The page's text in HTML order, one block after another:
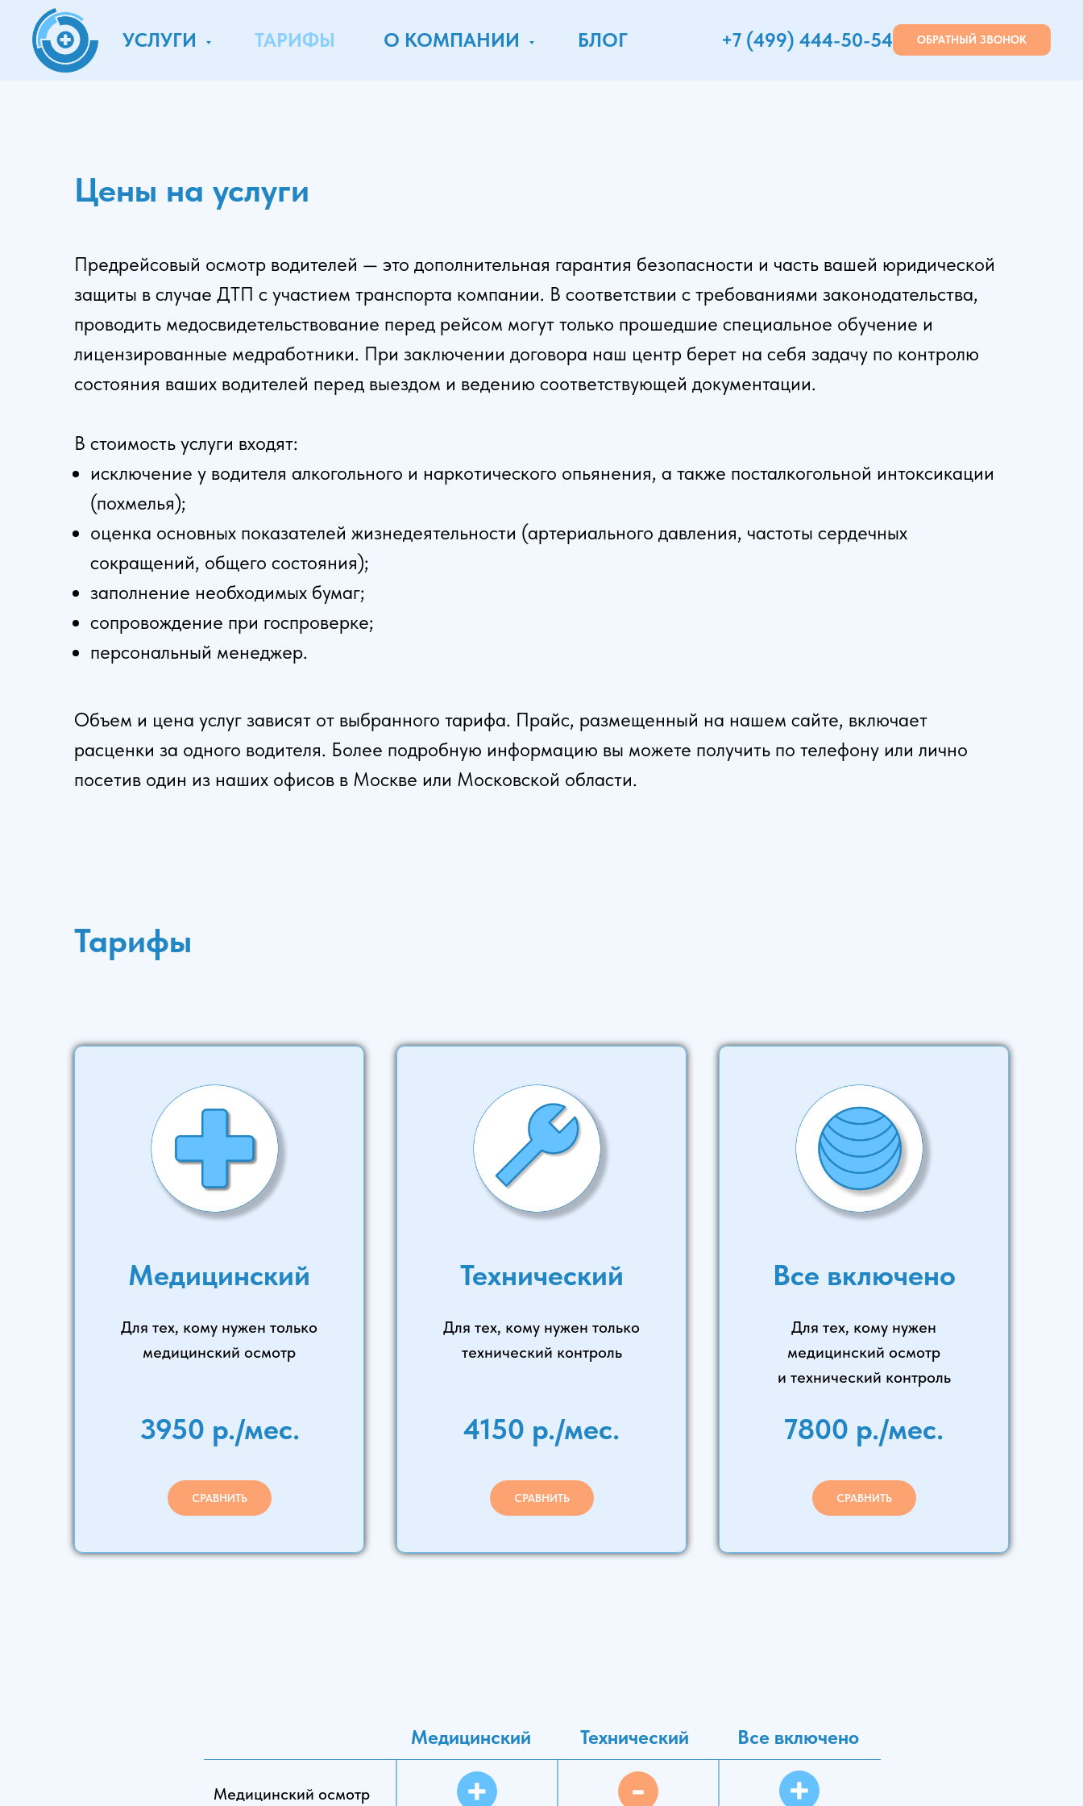
УСЛУГИ ТАРИФЫ О КОМПАНИИ БЛОГ +7 (499) 444-50-54 ОБРАТНЫЙ ЗВОНОК
Цены на услуги
Предрейсовый осмотр водителей — это дополнительная гарантия безопасности и часть вашей юридической
защиты в случае ДТП с участием транспорта компании. В соответствии с требованиями законодательства,
проводить медосвидетельствование перед рейсом могут только прошедшие специальное обучение и
лицензированные медработники. При заключении договора наш центр берет на себя задачу по контролю
состояния ваших водителей перед выездом и ведению соответствующей документации.
В стоимость услуги входят:
исключение у водителя алкогольного и наркотического опьянения, а также посталкогольной интоксикации
(похмелья);
оценка основных показателей жизнедеятельности (артериального давления, частоты сердечных
сокращений, общего состояния);
заполнение необходимых бумаг;
сопровождение при госпроверке;
персональный менеджер.
Объем и цена услуг зависят от выбранного тарифа. Прайс, размещенный на нашем сайте, включает
расценки за одного водителя. Более подробную информацию вы можете получить по телефону или лично
посетив один из наших офисов в Москве или Московской области.
Тарифы
Медицинский
Для тех, кому нужен только
медицинский осмотр
3950 р./мес.
СРАВНИТЬ
Технический
Для тех, кому нужен только
технический контроль
4150 р./мес.
СРАВНИТЬ
Все включено
Для тех, кому нужен
медицинский осмотр
и технический контроль
7800 р./мес.
СРАВНИТЬ
Медицинский Технический Все включено
Медицинский осмотр